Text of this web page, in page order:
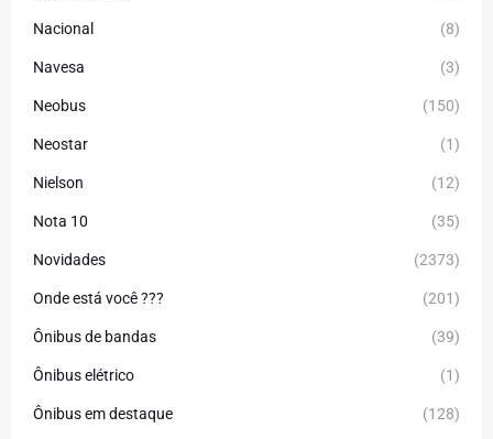
Nacional (8)
Navesa (3)
Neobus (150)
Neostar (1)
Nielson (12)
Nota 10 (35)
Novidades (2373)
Onde está você ??? (201)
Ônibus de bandas (39)
Ônibus elétrico (1)
Ônibus em destaque (128)